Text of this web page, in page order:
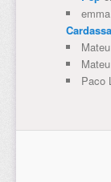
emma
Mateu
Mateu
Paco